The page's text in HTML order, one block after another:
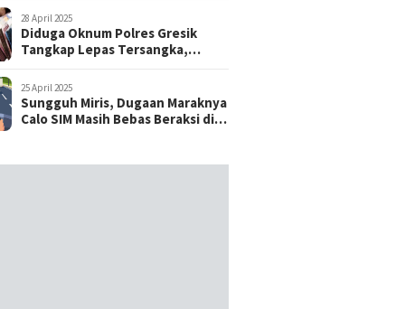
28 April 2025
Diduga Oknum Polres Gresik
Tangkap Lepas Tersangka,
25 April 2025
Sungguh Miris, Dugaan Maraknya
Calo SIM Masih Bebas Beraksi di